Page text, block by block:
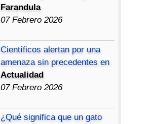
Farandula
07 Febrero 2026
Científicos alertan por una
amenaza sin precedentes en
Actualidad
07 Febrero 2026
¿Qué significa que un gato